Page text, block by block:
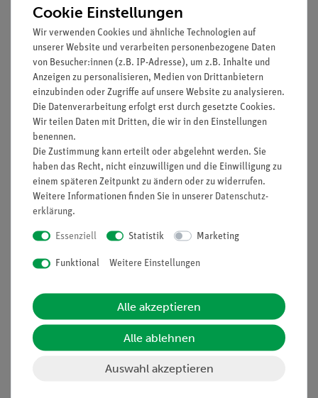
Nach oben
Informationen
Projekte und Lösungen
Presse
Stellenangebote
Kontakt
Hinweisgeberschutz
Datenschutz
Service
Übersicht Service
Beratung & Showroom
Inventarisierungs- &
Einräumservice
Kundendienst
Download &
Support
Social Media
Cookie Einstellungen
Wir verwenden Cookies und ähnliche Technologien auf
unserer Website und verarbeiten personenbezogene Daten
von Besucher:innen (z.B. IP-Adresse), um z.B. Inhalte und
Anzeigen zu personalisieren, Medien von Drittanbietern
einzubinden oder Zugriffe auf unsere Website zu analysieren.
Die Datenverarbeitung erfolgt erst durch gesetzte Cookies.
Wir teilen Daten mit Dritten, die wir in den Einstellungen
benennen.
Die Zustimmung kann erteilt oder abgelehnt werden. Sie
haben das Recht, nicht einzuwilligen und die Einwilligung zu
einem späteren Zeitpunkt zu ändern oder zu widerrufen.
Weitere Informationen finden Sie in unserer Daten­schutz­
erklärung.
Essenziell Statistik Marketing
Funktional Weitere Einstellungen
Alle akzeptieren
Alle ablehnen
Auswahl akzeptieren